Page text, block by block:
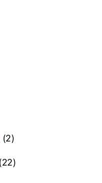
22
2222